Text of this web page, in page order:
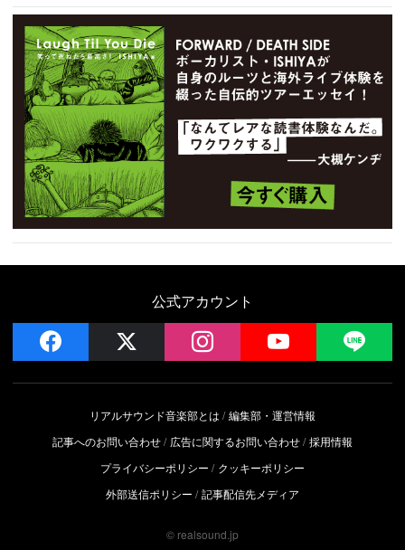
公式アカウント
facebook instagram YouTube
リアルサウンド音楽部とは
編集部・運営情報
記事へのお問い合わせ
広告に関するお問い合わせ 採用情報
プライバシーポリシー
クッキーポリシー
外部送信ポリシー
記事配信先メディア
© realsound.jp